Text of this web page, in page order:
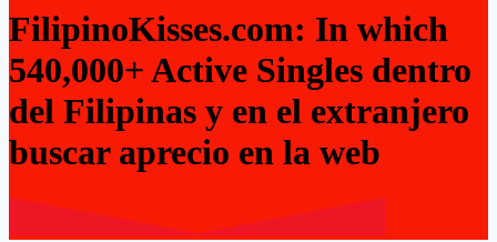
FilipinoKisses.com: In which
540,000+ Active Singles dentro
del Filipinas y en el extranjero
buscar aprecio en la web